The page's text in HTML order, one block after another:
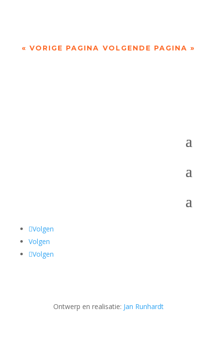
« VORIGE PAGINA VOLGENDE PAGINA »
Volgen
Volgen
Volgen
Ontwerp en realisatie: Jan Runhardt